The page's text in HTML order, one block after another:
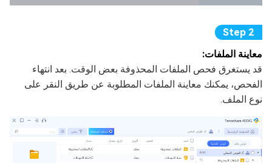
معاينة الملفات:
قد يستغرق فحص الملفات المحذوفة بعض الوقت. بعد انتهاء
الفحص، يمكنك معاينة الملفات المطلوبة عن طريق النقر على
نوع الملف.